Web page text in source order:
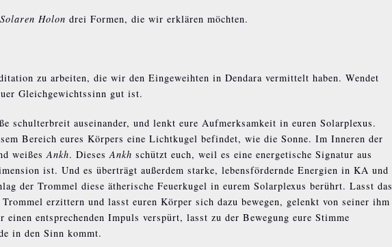
Solaren Holon drei Formen, die wir erklären möchten.
zu arbeiten, die wir den Eingeweihten in Dendara vermittelt haben. Wendet
Gleichgewichtssinn gut ist.
schulterbreit auseinander, und lenkt eure Aufmerksamkeit in euren Solarplexus.
Bereich eures Körpers eine Lichtkugel befindet, wie die Sonne. Im Inneren der
weißesAnkh. DiesesAnkh schützt euch, weil es eine energetische Signatur aus
ist. Und es überträgt außerdem starke, lebensfördernde Energien in KA und
der Trommel diese ätherische Feuerkugel in eurem Solarplexus berührt. Lasst das
erzittern und lasst euren Körper sich dazu bewegen, gelenkt von seiner ihm
einen entsprechenden Impuls verspürt, lasst zu der Bewegung eure Stimme
in den Sinn kommt.